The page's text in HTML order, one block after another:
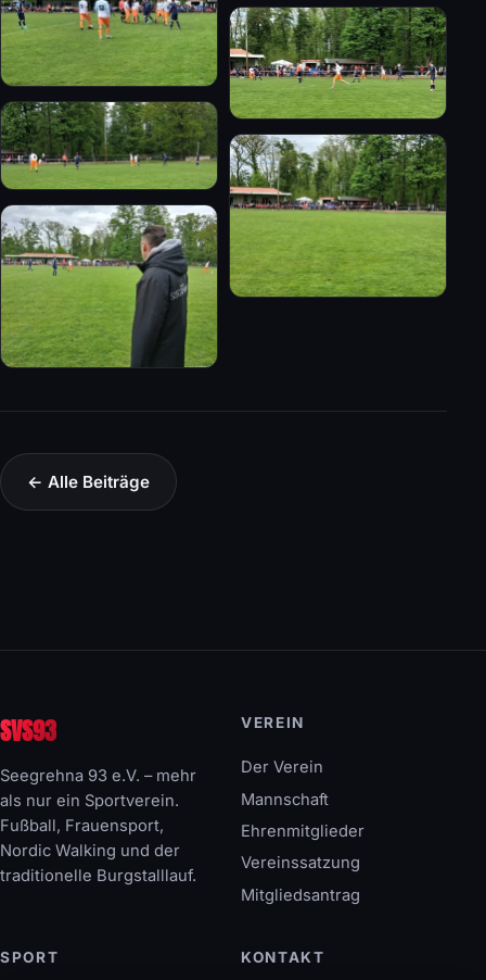
← Alle Beiträge
SVS93
Seegrehna 93 e.V. – mehr
als nur ein Sportverein.
Fußball, Frauensport,
Nordic Walking und der
traditionelle Burgstalllauf.
VEREIN
Der Verein
Mannschaft
Ehrenmitglieder
Vereinssatzung
Mitgliedsantrag
SPORT KONTAKT